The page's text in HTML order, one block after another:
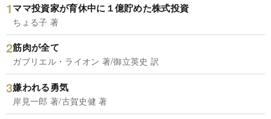
ママ投資家が育休中に１億貯めた株式投資
ちょる子 著
筋肉が全て
ガブリエル・ライオン 著/御立英史 訳
嫌われる勇気
岸見一郎 著/古賀史健 著